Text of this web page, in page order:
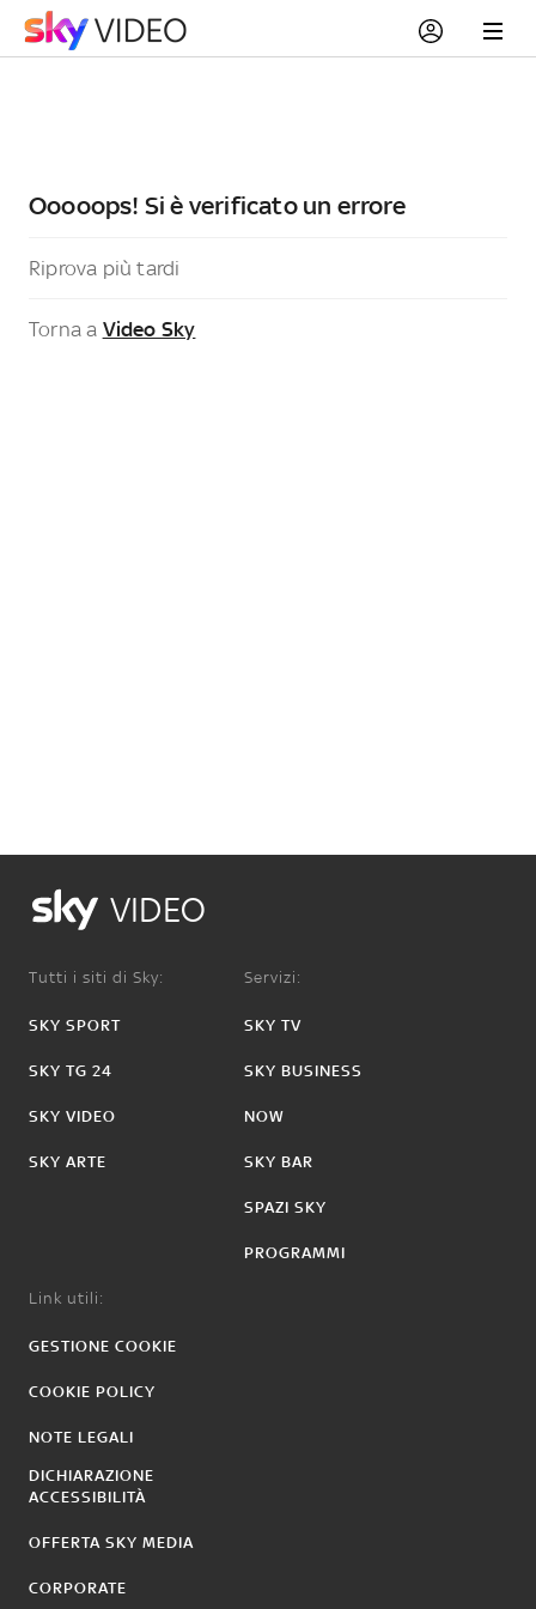
Ooooops! Si è verificato un errore
Riprova più tardi
Torna a Video Sky
VIDEO
Tutti i siti di Sky:
SKY SPORT
SKY TG 24
SKY VIDEO
SKY ARTE
Servizi:
SKY TV
SKY BUSINESS
NOW
SKY BAR
SPAZI SKY
PROGRAMMI
Link utili:
GESTIONE COOKIE
COOKIE POLICY
NOTE LEGALI
DICHIARAZIONE
ACCESSIBILITÀ
OFFERTA SKY MEDIA
CORPORATE